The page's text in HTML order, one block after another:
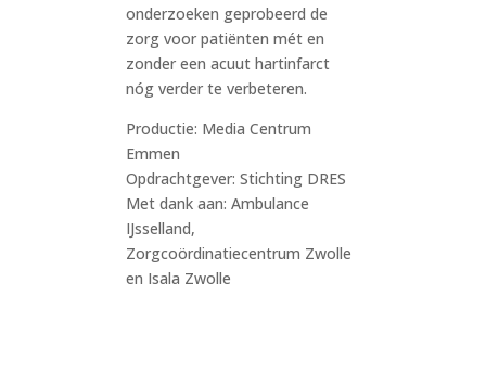
onderzoeken geprobeerd de
zorg voor patiënten mét en
zonder een acuut hartinfarct
nóg verder te verbeteren.
Productie: Media Centrum
Emmen
Opdrachtgever: Stichting DRES
Met dank aan: Ambulance
IJsselland,
Zorgcoördinatiecentrum Zwolle
en Isala Zwolle